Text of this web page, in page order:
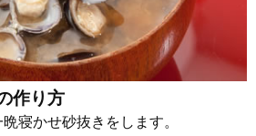
作り方
寝かせ砂抜きをします。